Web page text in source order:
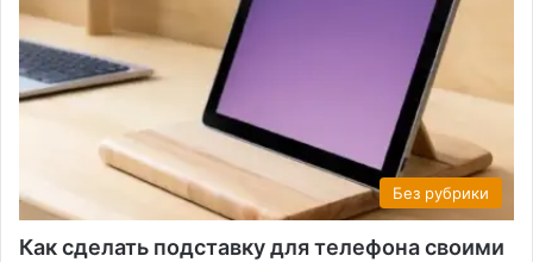
Без рубрики
Как сделать подставку для телефона своими